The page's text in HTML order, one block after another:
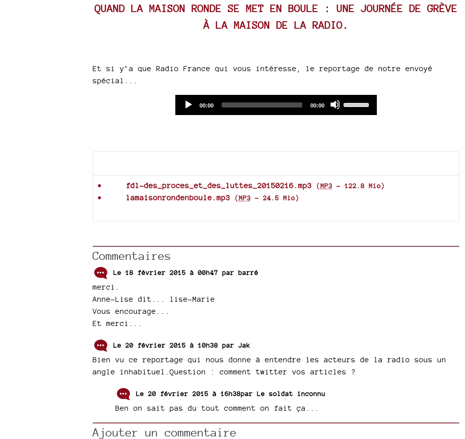
QUAND LA MAISON RONDE SE MET EN BOULE : UNE JOURNÉE DE GRÈVE
À LA MAISON DE LA RADIO.
Et si y’a que Radio France qui vous intéresse, le reportage de notre envoyé
spécial...
Current
00:00
Total
00:00
decrease
fdl-des_proces_et_des_luttes_20150216.mp3 (MP3 - 122.8 Mio)
lamaisonrondenboule.mp3 (MP3 - 24.5 Mio)
Commentaires
Le 18 février 2015 à 00h47 par barré
merci.
Anne-Lise dit... lise-Marie
Vous encourage...
Et merci...
Le 20 février 2015 à 10h38 par Jak
Bien vu ce reportage qui nous donne à entendre les acteurs de la radio sous un
angle inhabituel.Question : comment twitter vos articles ?
Le 20 février 2015 à 16h38par Le soldat inconnu
Ben on sait pas du tout comment on fait ça...
Ajouter un commentaire